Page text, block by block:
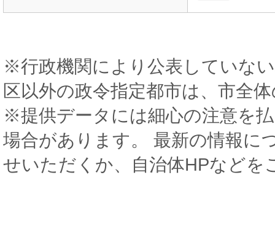
※行政機関により公表していな
区以外の政令指定都市は、市全
※提供データには細心の注意を
場合があります。 最新の情報に
せいただくか、自治体HPなどを